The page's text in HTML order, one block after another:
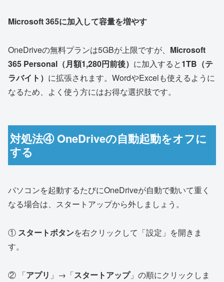
Microsoft 365に加入して容量を増やす
OneDriveの無料プランは5GBが上限ですが、 Microsoft
365 Personal（月額1,280円前後） に加入すると1TB（テ
ラバイト） に拡張されます。WordやExcelも使えるように
なるため、よく使う方にはお得な選択肢です。
対処法④ OneDriveの自動起動をオフに
する
パソコンを起動するたびにOneDriveが自動で動いて重く
なる場合は、スタートアップから外しましょう。
① スタートボタンを右クリックして「設定」を開きま
す。
② 「アプリ 」→「スタートアップ」の順にクリックしま